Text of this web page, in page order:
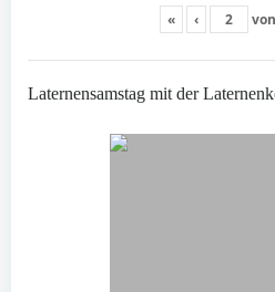
« ‹ von
Laternensamstag mit der